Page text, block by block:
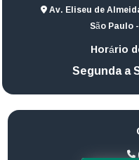
Av. Eliseu de
São Paulo
Horário
Segunda a